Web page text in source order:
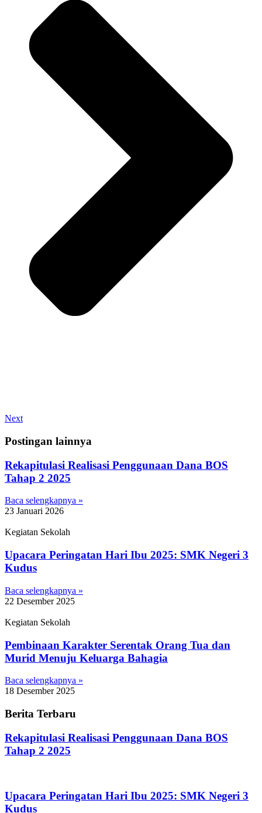
Next
Postingan lainnya
Rekapitulasi Realisasi Penggunaan Dana BOS
Tahap 2 2025
Baca selengkapnya »
23 Januari 2026
Kegiatan Sekolah
Upacara Peringatan Hari Ibu 2025: SMK Negeri 3
Kudus
Baca selengkapnya »
22 Desember 2025
Kegiatan Sekolah
Pembinaan Karakter Serentak Orang Tua dan
Murid Menuju Keluarga Bahagia
Baca selengkapnya »
18 Desember 2025
Berita Terbaru
Rekapitulasi Realisasi Penggunaan Dana BOS
Tahap 2 2025
Upacara Peringatan Hari Ibu 2025: SMK Negeri 3
Kudus